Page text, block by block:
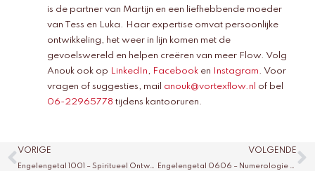
is de partner van Martijn en een liefhebbende moeder
van Tess en Luka. Haar expertise omvat persoonlijke
ontwikkeling, het weer in lijn komen met de
gevoelswereld en helpen creëren van meer Flow. Volg
Anouk ook op LinkedIn, Facebook en Instagram. Voor
vragen of suggesties, mail anouk@vortexflow.nl
of bel
06-22965778 tijdens kantooruren.
Vorige
VORIGE
Engelengetal 1001 – Spiritueel Ontwaken en Inzicht
VOLGENDE
Engelengetal 0606 – Numerologie en Spirituele Betekenis